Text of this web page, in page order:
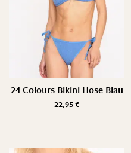
24 Colours Bikini Hose Blau
22,95€